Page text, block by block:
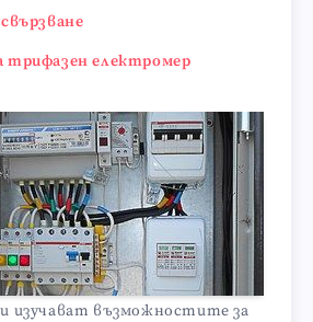
електромер
изучават възможностите за